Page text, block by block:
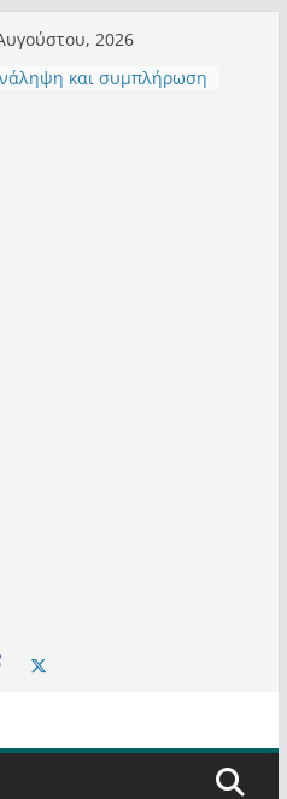
2026
– επιτυχίες που